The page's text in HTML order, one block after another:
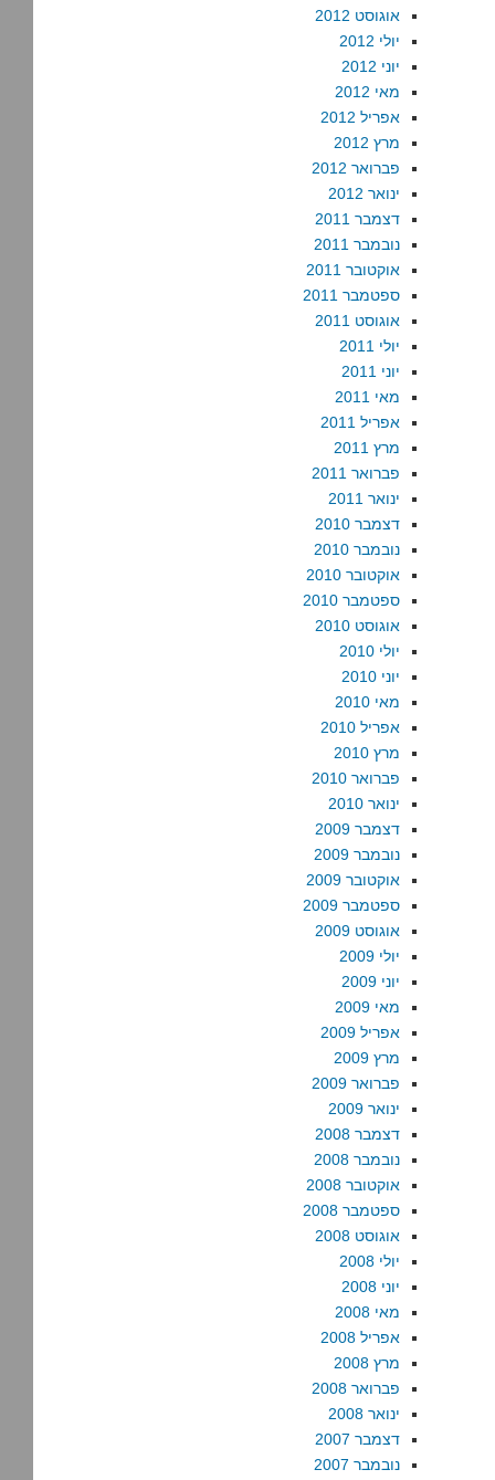
אוגוסט 2012
יולי 2012
יוני 2012
מאי 2012
אפריל 2012
מרץ 2012
פברואר 2012
ינואר 2012
דצמבר 2011
נובמבר 2011
אוקטובר 2011
ספטמבר 2011
אוגוסט 2011
יולי 2011
יוני 2011
מאי 2011
אפריל 2011
מרץ 2011
פברואר 2011
ינואר 2011
דצמבר 2010
נובמבר 2010
אוקטובר 2010
ספטמבר 2010
אוגוסט 2010
יולי 2010
יוני 2010
מאי 2010
אפריל 2010
מרץ 2010
פברואר 2010
ינואר 2010
דצמבר 2009
נובמבר 2009
אוקטובר 2009
ספטמבר 2009
אוגוסט 2009
יולי 2009
יוני 2009
מאי 2009
אפריל 2009
מרץ 2009
פברואר 2009
ינואר 2009
דצמבר 2008
נובמבר 2008
אוקטובר 2008
ספטמבר 2008
אוגוסט 2008
יולי 2008
יוני 2008
מאי 2008
אפריל 2008
מרץ 2008
פברואר 2008
ינואר 2008
דצמבר 2007
נובמבר 2007